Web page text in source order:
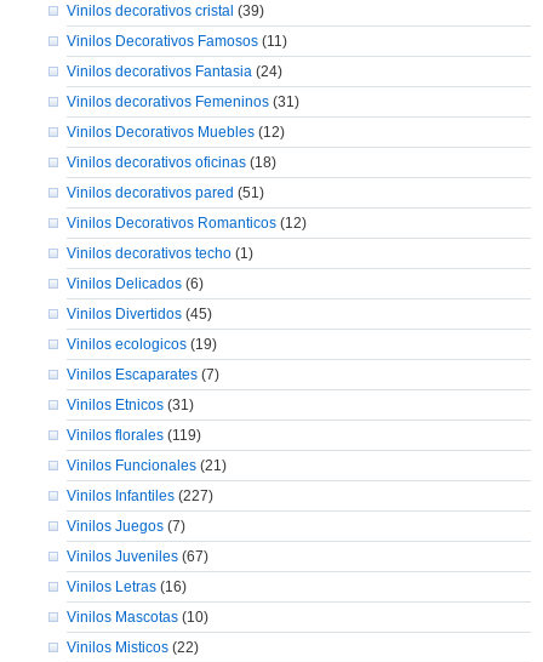
Vinilos decorativos cristal (39)
Vinilos Decorativos Famosos(11)
Vinilos decorativos Fantasia(24)
Vinilos decorativos Femeninos(31)
Vinilos Decorativos Muebles(12)
Vinilos decorativos oficinas(18)
Vinilos decorativos pared (51)
Vinilos Decorativos Romanticos(12)
Vinilos decorativos techo(1)
Vinilos Delicados(6)
Vinilos Divertidos(45)
Vinilos ecologicos(19)
Vinilos Escaparates(7)
Vinilos Etnicos(31)
Vinilos florales(119)
Vinilos Funcionales(21)
Vinilos Infantiles(227)
Vinilos Juegos(7)
Vinilos Juveniles(67)
Vinilos Letras(16)
Vinilos Mascotas(10)
Vinilos Misticos(22)